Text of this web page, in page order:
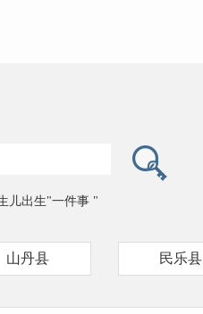
儿出生"一件事 "
山丹县 民乐县